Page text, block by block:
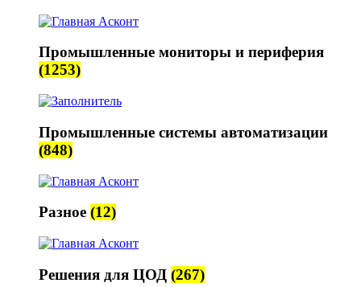
Промышленные мониторы и периферия
(1253)
Промышленные системы автоматизации
(848)
Разное (12)
Решения для ЦОД (267)